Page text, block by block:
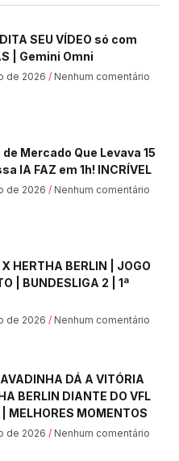
SEU VÍDEO só com
| Gemini Omni
de 2026 Nenhum comentário
Mercado Que Levava 15
IA FAZ em 1h! INCRÍVEL
de 2026 Nenhum comentário
HERTHA BERLIN | JOGO
| BUNDESLIGA 2 | 1ª
de 2026 Nenhum comentário
DÁ A VITÓRIA
BERLIN DIANTE DO VFL
MELHORES MOMENTOS
de 2026 Nenhum comentário